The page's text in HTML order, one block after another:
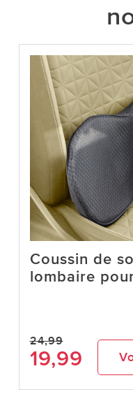
Coussin de
lombaire
24,99
19,99